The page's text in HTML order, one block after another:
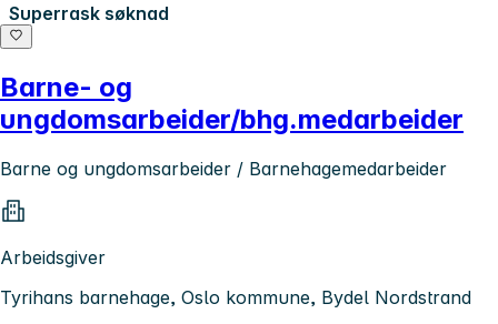
Superrask søknad
Barne- og
ungdomsarbeider/bhg.medarbeider
Barne og ungdomsarbeider / Barnehagemedarbeider
Arbeidsgiver
Tyrihans barnehage, Oslo kommune, Bydel Nordstrand